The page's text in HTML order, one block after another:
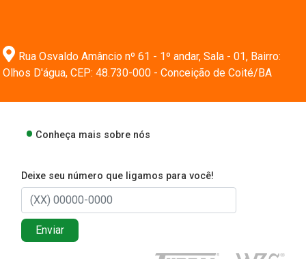
Rua Osvaldo Amâncio nº 61 - 1º andar, Sala - 01, Bairro:
Olhos D'água, CEP: 48.730-000 - Conceição de Coité/BA
Conheça mais sobre nós
Deixe seu número que ligamos para você!
Enviar